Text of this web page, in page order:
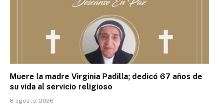
Muere la madre Virginia Padilla; dedicó 67 años de
su vida al servicio religioso
8 agosto, 2026